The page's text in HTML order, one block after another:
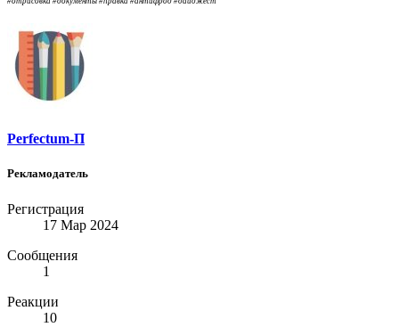
Perfectum-П
Рекламодатель
Регистрация
17 Мар 2024
Сообщения
1
Реакции
10